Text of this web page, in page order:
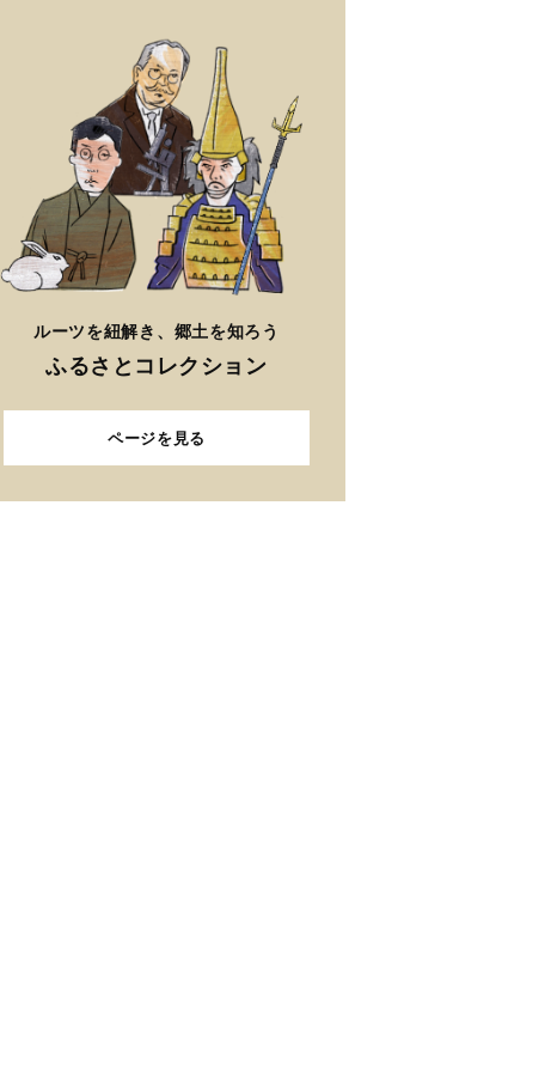
ルーツを紐解き、郷土を知ろう
ふるさとコレクション
ページを見る